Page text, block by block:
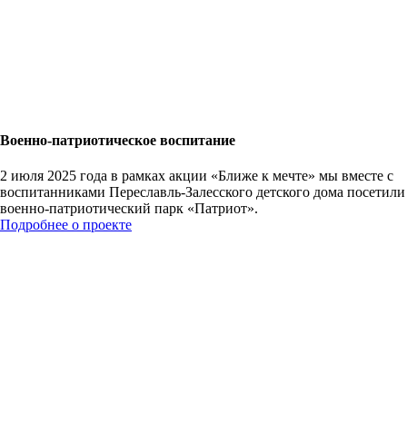
Военно-патриотическое воспитание
2 июля 2025 года в рамках акции «Ближе к мечте» мы вместе с
воспитанниками Переславль-Залесского детского дома посетили
военно-патриотический парк «Патриот».
Подробнее о проекте